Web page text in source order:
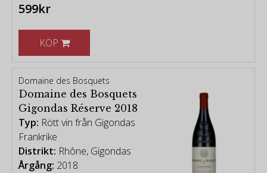
599kr
KÖP
Domaine des Bosquets
Domaine des Bosquets
Gigondas Réserve 2018
Typ: Rött vin från Gigondas
Frankrike
Distrikt: Rhône, Gigondas
Årgång: 2018